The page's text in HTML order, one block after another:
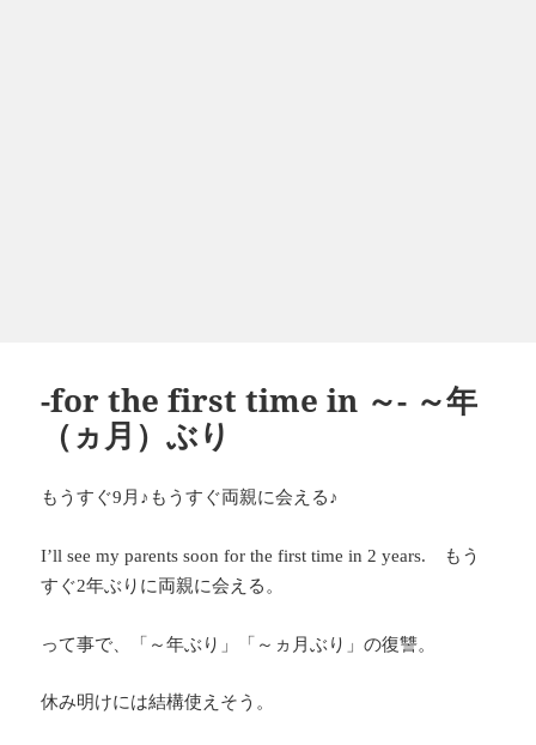
-for the first time in ～- ～年
（ヵ月）ぶり
もうすぐ9月♪もうすぐ両親に会える♪
I’ll see my parents soon for the first time in 2 years.
もう
すぐ2年ぶりに両親に会える。
って事で、「～年ぶり」「～ヵ月ぶり」の復讐。
休み明けには結構使えそう。